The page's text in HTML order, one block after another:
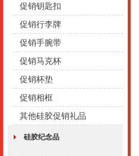
促销钥匙扣
促销行李牌
促销手腕带
促销马克杯
促销杯垫
促销相框
其他硅胶促销礼品
硅胶纪念品